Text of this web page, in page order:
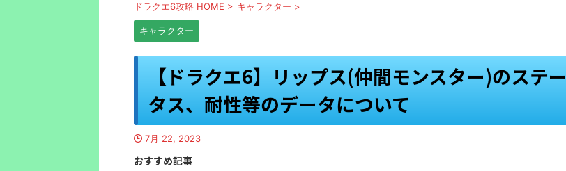
ドラクエ6攻略 HOME > キャラクター >
キャラクター
【ドラクエ6】リップス(仲間モンスター)のステー
タス、耐性等のデータについて
7月 22, 2023
おすすめ記事